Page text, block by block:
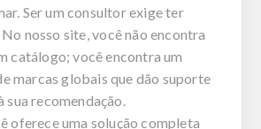
Ser um consultor exige ter
nosso site, você não encontra
catálogo; você encontra um
marcas globais que dão suporte
sua recomendação.
oferece uma solução completa